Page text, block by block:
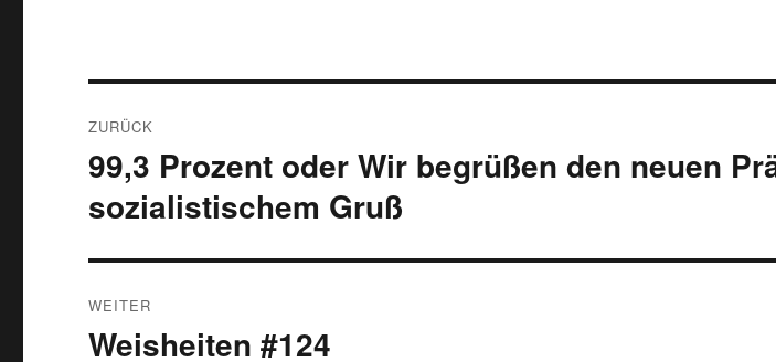
ZURÜCK
Vorheriger
Beitrag:
99,3 Prozent oder Wir begrüßen den neuen
sozialistischem Gruß
WEITER
Nächster
Weisheiten #124